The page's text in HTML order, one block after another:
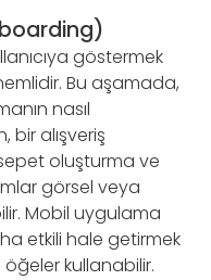
göstermek
Bu aşamada,
nasıl
bir alışveriş
oluşturma ve
görsel veya
Mobil uygulama
etkili hale getirmek
kullanabilir.